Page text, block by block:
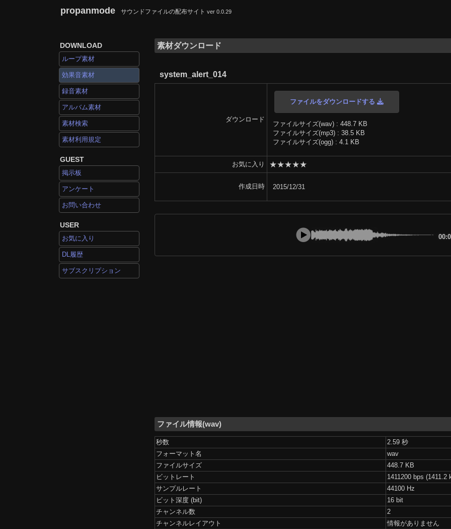
propanmode サウンドファイルの配布サイト ver 0.0.29
DOWNLOAD
ループ素材
効果音素材
録音素材
アルバム素材
素材検索
素材利用規定
GUEST
掲示板
アンケート
お問い合わせ
USER
お気に入り
DL履歴
サブスクリプション
素材ダウンロード
system_alert_014
ダウンロード
ファイルをダウンロードする
ファイルサイズ(wav) : 448.7 KB
ファイルサイズ(mp3) : 38.5 KB
ファイルサイズ(ogg) : 4.1 KB
お気に入り ★★★★★
作成日時 2015/12/31
ファイル情報(wav)
秒数
2.59 秒
フォーマット名
wav
ファイルサイズ
448.7 KB
ビットレート
1411200 bps (1411.2
サンプルレート
44100 Hz
ビット深度 (bit)
16 bit
チャンネル数
2
チャンネルレイアウト
情報がありません